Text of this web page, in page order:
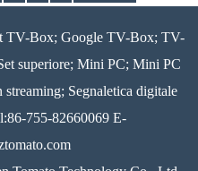
TV-Box; Google TV-Box; TV-
superiore; Mini PC; Mini PC
Segnaletica digitale
755-82660069 E-